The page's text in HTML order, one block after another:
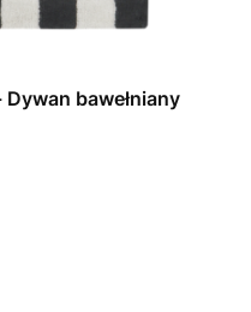
Dywan bawełniany